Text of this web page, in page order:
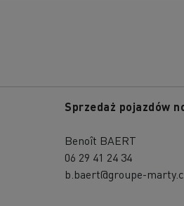
Sprzedaż pojazdów
Benoît BAERT
06 29 41 24 34
b.baert@groupe-